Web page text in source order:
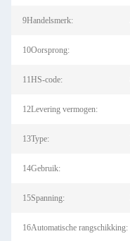
9Handelsmerk:
10Oorsprong:
11HS-code:
12Levering vermogen:
13Type:
14Gebruik:
15Spanning:
16Automatische rangschikking: